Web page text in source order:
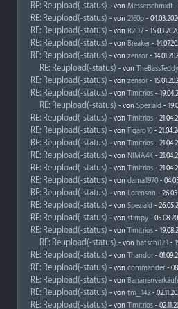
RE: Reupload(-status) - von Messerschmidt
RE: Reupload(-status) - von 2160p -
RE: Reupload(-status) - von R2D2 -
RE: Reupload(-status) - von Breaker-
RE: Reupload(-status) - von zensor-
RE: Reupload(-status) - von TheBassTeddy
RE: Reupload(-status) - von zensor-
RE: Reupload(-status) - von Timitrios -
RE: Reupload(-status) - von Speziald -
RE: Reupload(-status) - von Timitrios -
RE: Reupload(-status) - von Figaro10 -
RE: Reupload(-status) - von Timitrios -
RE: Reupload(-status) - von NIMA4K -
RE: Reupload(-status) - von Timitrios -
RE: Reupload(-status) - von dama1970 -
RE: Reupload(-status) - von Lorenson -
RE: Reupload(-status) - von Speziald -
RE: Reupload(-status) - von stimpy -
RE: Reupload(-status) - von Timitrios -
RE: Reupload(-status) - von hatschi123 -
RE: Reupload(-status) - von Thandor-
RE: Reupload(-status) - von commander-
RE: Reupload(-status) - von
RE: Reupload(-status) - von tm_142 -
RE: Reupload(-status) - von Timitrios -